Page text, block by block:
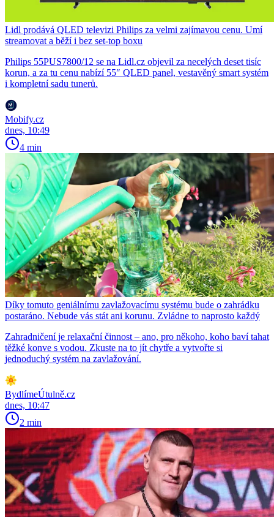
Lidl prodává QLED televizi Philips za velmi zajímavou cenu. Umí
streamovat a běží i bez set-top boxu
Philips 55PUS7800/12 se na Lidl.cz objevil za necelých deset tisíc
korun, a za tu cenu nabízí 55″ QLED panel, vestavěný smart systém
i kompletní sadu tunerů.
Mobify.cz
dnes, 10:49
4 min
Díky tomuto geniálnímu zavlažovacímu systému bude o zahrádku
postaráno. Nebude vás stát ani korunu. Zvládne to naprosto každý
Zahradničení je relaxační činnost – ano, pro někoho, koho baví tahat
těžké konve s vodou. Zkuste na to jít chytře a vytvořte si
jednoduchý systém na zavlažování.
BydlímeÚtulně.cz
dnes, 10:47
2 min